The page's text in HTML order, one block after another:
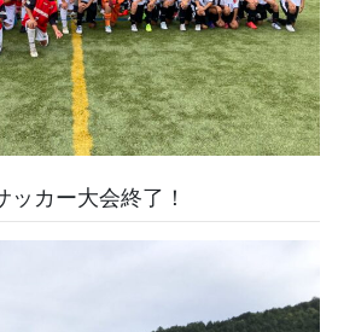
カー大会終了！